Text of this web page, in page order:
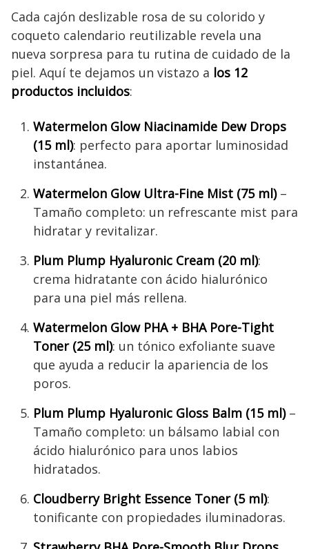
Cada cajón deslizable rosa de su colorido y
coqueto calendario reutilizable revela una
nueva sorpresa para tu rutina de cuidado de la
piel. Aquí te dejamos un vistazo a los 12
productos incluidos:
Watermelon Glow Niacinamide Dew Drops
(15 ml): perfecto para aportar luminosidad
instantánea.
Watermelon Glow Ultra-Fine Mist (75 ml)–
Tamaño completo: un refrescante mist para
hidratar y revitalizar.
Plum Plump Hyaluronic Cream (20 ml):
crema hidratante con ácido hialurónico
para una piel más rellena.
Watermelon Glow PHA + BHA Pore-Tight
Toner (25 ml): un tónico exfoliante suave
que ayuda a reducir la apariencia de los
poros.
Plum Plump Hyaluronic Gloss Balm (15 ml)–
Tamaño completo: un bálsamo labial con
ácido hialurónico para unos labios
hidratados.
Cloudberry Bright Essence Toner (5 ml):
tonificante con propiedades iluminadoras.